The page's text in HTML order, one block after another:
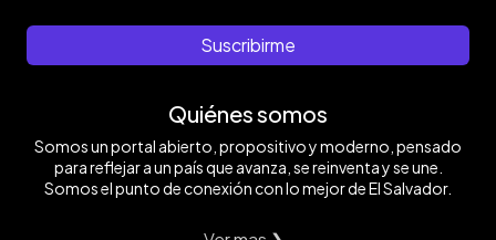
Suscribirme
Quiénes somos
Somos un portal abierto, propositivo y moderno, pensado
para reflejar a un país que avanza, se reinventa y se une.
Somos el punto de conexión con lo mejor de El Salvador.